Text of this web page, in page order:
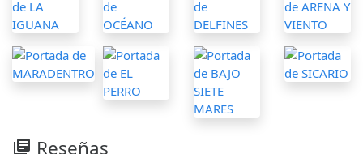
library_books Reseñas